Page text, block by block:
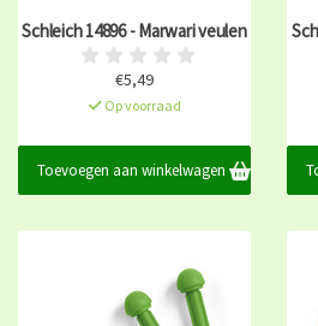
Schleich 14896 - Marwari veulen
€5,49
Op voorraad
Toevoegen aan winkelwagen